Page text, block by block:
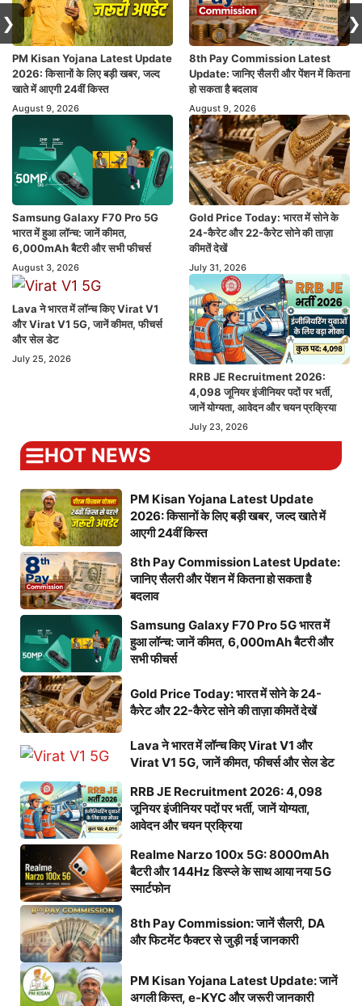
PM Kisan Yojana Latest Update
2026: किसानों के लिए बड़ी खबर, जल्द
खाते में आएगी 24वीं किस्त
August 9, 2026
8th Pay Commission Latest
Update: जानिए सैलरी और पेंशन में कितना
हो सकता है बदलाव
August 9, 2026
Samsung Galaxy F70 Pro 5G
भारत में हुआ लॉन्च: जानें कीमत,
6,000mAh बैटरी और सभी फीचर्स
August 3, 2026
Gold Price Today: भारत में सोने के
24-कैरेट और 22-कैरेट सोने की ताज़ा
कीमतें देखें
July 31, 2026
Lava ने भारत में लॉन्च किए Virat V1
और Virat V1 5G, जानें कीमत, फीचर्स
और सेल डेट
July 25, 2026
RRB JE Recruitment 2026:
4,098 जूनियर इंजीनियर पदों पर भर्ती,
जानें योग्यता, आवेदन और चयन प्रक्रिया
July 23, 2026
HOT NEWS
PM Kisan Yojana Latest Update
2026: किसानों के लिए बड़ी खबर, जल्द खाते में
आएगी 24वीं किस्त
8th Pay Commission Latest Update:
जानिए सैलरी और पेंशन में कितना हो सकता है
बदलाव
Samsung Galaxy F70 Pro 5G भारत में
हुआ लॉन्च: जानें कीमत, 6,000mAh बैटरी और
सभी फीचर्स
Gold Price Today: भारत में सोने के 24-
कैरेट और 22-कैरेट सोने की ताज़ा कीमतें देखें
Lava ने भारत में लॉन्च किए Virat V1 और
Virat V1 5G, जानें कीमत, फीचर्स और सेल डेट
RRB JE Recruitment 2026: 4,098
जूनियर इंजीनियर पदों पर भर्ती, जानें योग्यता,
आवेदन और चयन प्रक्रिया
Realme Narzo 100x 5G: 8000mAh
बैटरी और 144Hz डिस्प्ले के साथ आया नया 5G
स्मार्टफोन
8th Pay Commission: जानें सैलरी, DA
और फिटमेंट फैक्टर से जुड़ी नई जानकारी
PM Kisan Yojana Latest Update: जानें
अगली किस्त, e-KYC और जरूरी जानकारी
❯ ❯